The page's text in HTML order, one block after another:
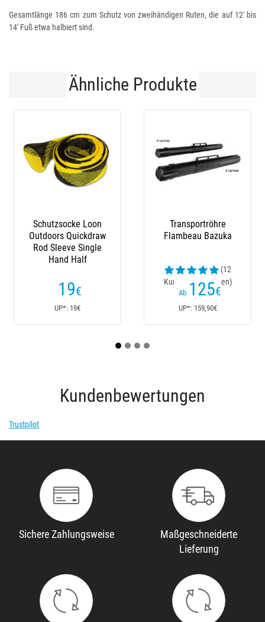
Gesamtlänge 186 cm zum Schutz von zweihändigen Ruten, die auf 12' bis
14' Fuß etwa halbiert sind.
Ähnliche Produkte
Schutzsocke Loon
Outdoors Quickdraw
Rod Sleeve Single
Hand Half
19€
UP*: 19€
Transportröhre
Flambeau Bazuka
(12
Kundenrezensionen)
Ab 125€
UP*: 159,90€
Kundenbewertungen
Trustpilot
Sichere Zahlungsweise
Maßgeschneiderte
Lieferung